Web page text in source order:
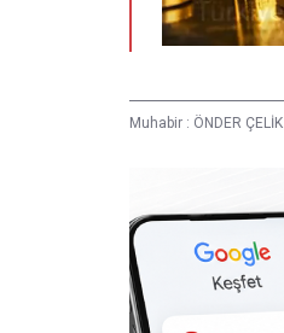
Muhabir : ÖNDER ÇELİK